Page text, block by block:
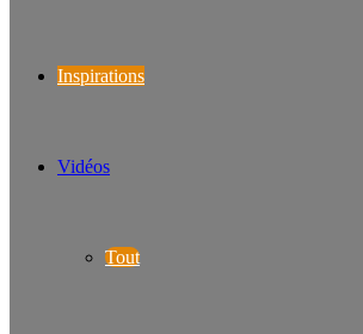
Inspirations
Vidéos
Tout